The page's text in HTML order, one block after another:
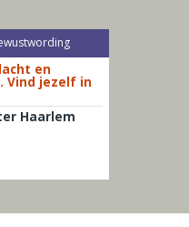
en
Vind jezelf in
Haarlem